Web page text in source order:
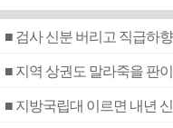
■ 지역 상권도 말라죽을 판
■ 지방국립대 이르면 내년